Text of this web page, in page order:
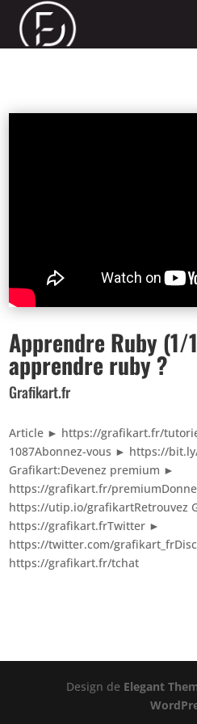
Apprendre Ruby (1/
apprendre ruby ?
Grafikart.fr
Article ► https://grafikart.fr/
1087Abonnez-vous ► https://
Grafikart:Devenez premium ►
https://grafikart.fr/
https://utip.io/grafikartRetrouvez
https://grafikart.frTwitter ►
https://twitter.com/
https://grafikart.fr/tchat
Design de Elegant